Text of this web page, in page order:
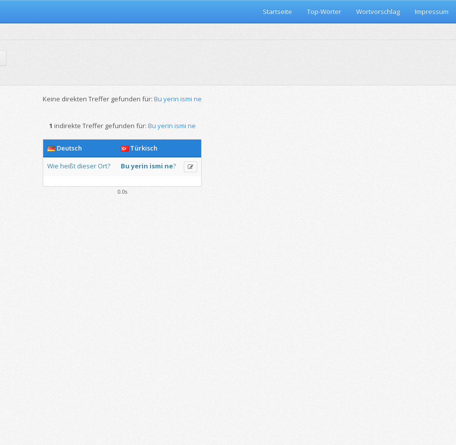
Startseite Top-Wörter Wortvorschlag Impressum
Keine direkten Treffer gefunden für: Bu yerin ismi ne
1 indirekte Treffer gefunden für: Bu yerin ismi ne
Deutsch
Türkisch
Wie heißt dieser Ort? Bu yerin ismi ne?
0.0s